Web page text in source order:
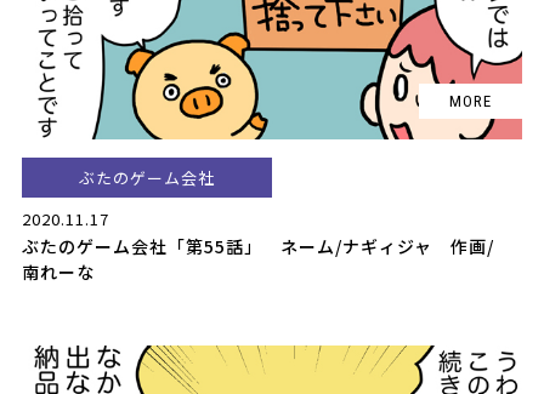
ぶたのゲーム会社
2020.11.17
ぶたのゲーム会社「第55話」 ネーム/ナギィジャ 作画/
南れーな